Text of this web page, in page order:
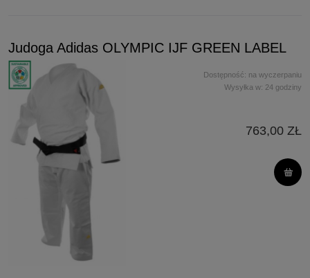
Judoga Adidas OLYMPIC IJF GREEN LABEL
Dostępność: na wyczerpaniu
Wysyłka w: 24 godziny
763,00 ZŁ